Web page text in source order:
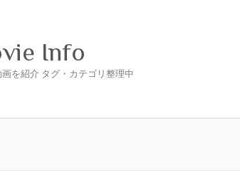
Info
を紹介 タグ・カテゴリ整理中